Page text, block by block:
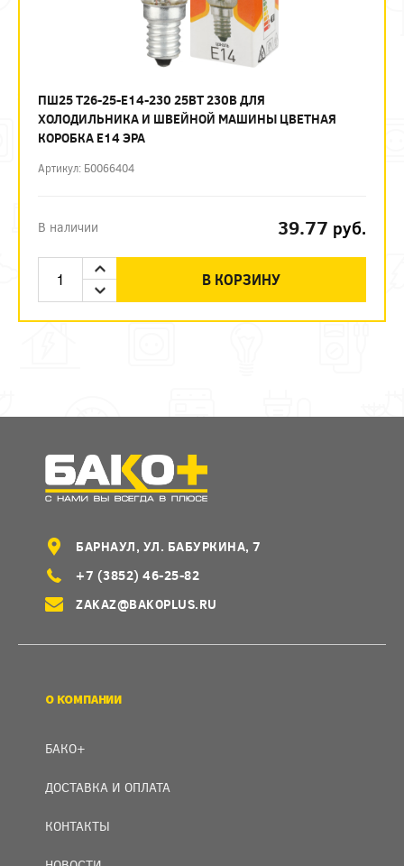
ПШ25 T26-25-E14-230 25ВТ 230В ДЛЯ
ХОЛОДИЛЬНИКА И ШВЕЙНОЙ МАШИНЫ ЦВЕТНАЯ
КОРОБКА Е14 ЭРА
Артикул: Б0066404
В наличии 39.77 руб.
В КОРЗИНУ
БАРНАУЛ, УЛ. БАБУРКИНА, 7
+7 (3852) 46-25-82
ZAKAZ@BAKOPLUS.RU
О КОМПАНИИ
БАКО+
ДОСТАВКА И ОПЛАТА
КОНТАКТЫ